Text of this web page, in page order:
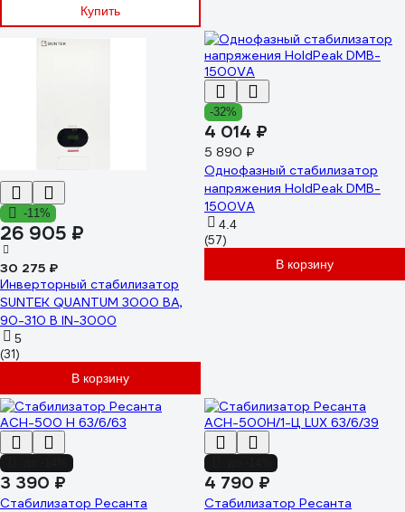
Купить
-11%
26 905 ₽
30 275 ₽
Инверторный стабилизатор
SUNTEK QUANTUM 3000 ВА,
90-310 В IN-3000
5
(31)
В корзину
-32%
4 014 ₽
5 890 ₽
Однофазный стабилизатор
напряжения HoldPeak DMB-
1500VA
4.4
(57)
В корзину
3 390 ₽
Стабилизатор Ресанта
4 790 ₽
Стабилизатор Ресанта